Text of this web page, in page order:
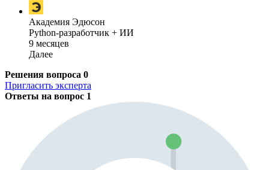
Академия Эдюсон
Python-разработчик + ИИ
9 месяцев
Далее
Решения вопроса 0
Пригласить эксперта
Ответы на вопрос 1